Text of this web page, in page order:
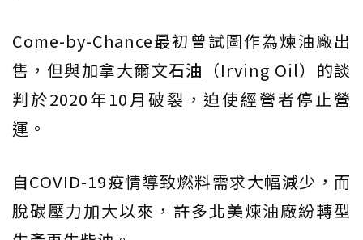
Come-by-Chance最初曾試圖作為煉油廠出
售，但與加拿大爾文石油 （Irving Oil）的談
判於2020年10月破裂，迫使經營者停止營
運。
自COVID-19疫情導致燃料需求大幅減少，而
脫碳壓力加大以來，許多北美煉油廠紛轉型